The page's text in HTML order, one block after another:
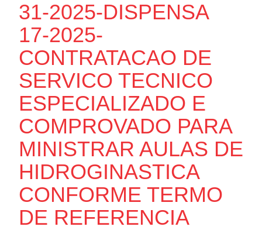
31-2025-DISPENSA
17-2025-
CONTRATACAO DE
SERVICO TECNICO
ESPECIALIZADO E
COMPROVADO PARA
MINISTRAR AULAS DE
HIDROGINASTICA
CONFORME TERMO
DE REFERENCIA